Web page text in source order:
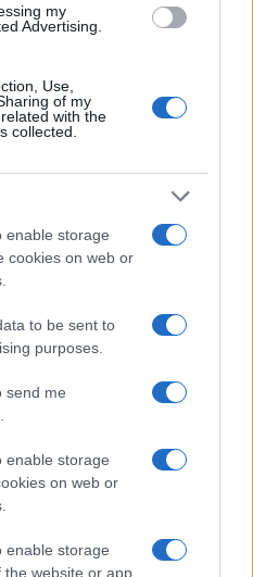
my
Advertising.
Use,
of my
with the
collected.
enable storage
cookies on web or
to be sent to
purposes.
send me
enable storage
on web or
enable storage
website or app.